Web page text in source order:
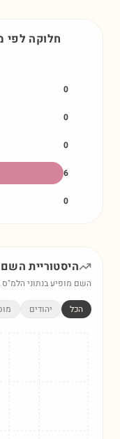
חלוקה לפי
0
0
0
6
0
היסטוריית השם
השם מופיע בנתוני הלמ"ס
הכל יהודים